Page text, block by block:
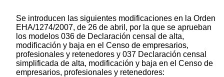
Se introducen las siguientes modificaciones en la Orden
EHA/1274/2007, de 26 de abril, por la que se aprueban
los modelos 036 de Declaración censal de alta,
modificación y baja en el Censo de empresarios,
profesionales y retenedores y 037 Declaración censal
simplificada de alta, modificación y baja en el Censo de
empresarios, profesionales y retenedores: